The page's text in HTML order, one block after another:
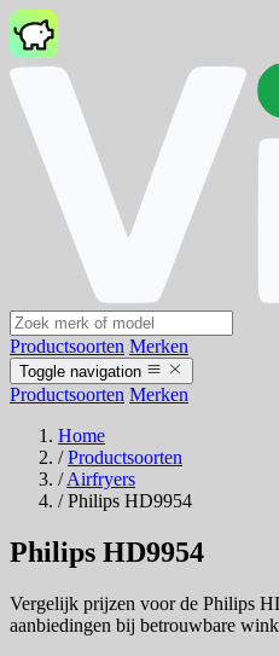
Productsoorten Merken
Toggle navigation
Productsoorten Merken
Home
/ Productsoorten
/ Airfryers
/ Philips HD9954
Philips HD9954
Vergelijk prijzen voor de Philips
aanbiedingen bij betrouwbare